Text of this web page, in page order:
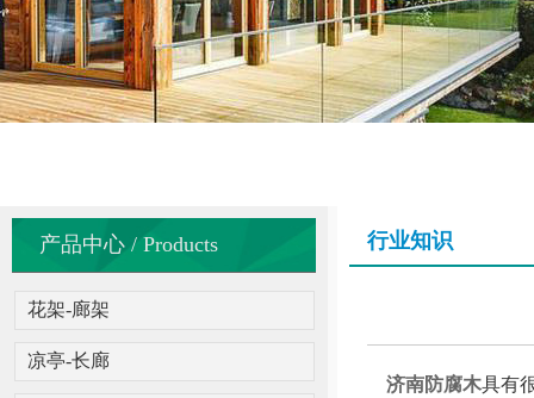
产品中心 / Products
花架-廊架
凉亭-长廊
行业知识
济南防腐木具有